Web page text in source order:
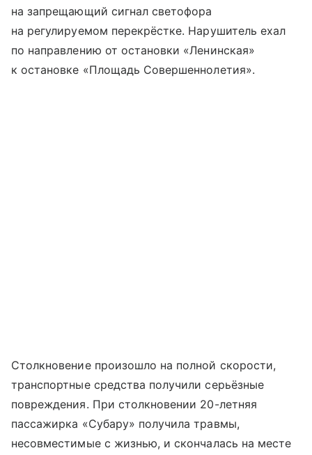
на запрещающий сигнал светофора
на регулируемом перекрёстке. Нарушитель ехал
по направлению от остановки «Ленинская»
к остановке «Площадь Совершеннолетия».
Столкновение произошло на полной скорости,
транспортные средства получили серьёзные
повреждения. При столкновении 20-летняя
пассажирка «Субару» получила травмы,
несовместимые с жизнью, и скончалась на месте